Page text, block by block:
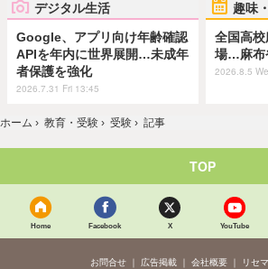
デジタル生活
Google、アプリ向け年齢確認
APIを年内に世界展開…未成年
者保護を強化
2026.7.31 Fri 13:45
趣味
全国高
場…麻布
2026.8.5
ホーム › 教育・受験 › 受験 › 記事
TOP
Home Facebook X YouTube
お問合せ 広告掲載 会社概要
リセ